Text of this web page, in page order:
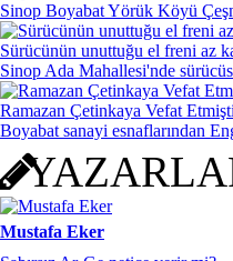
Sinop Boyabat Yörük Köyü
Sürücünün unuttuğu el freni az
Sinop Ada Mahallesi'nde
Ramazan Çetinkaya Vefat
Boyabat sanayi esnaflarından
Gölge Adam
KOCA YÜREK
Mustafa Eker